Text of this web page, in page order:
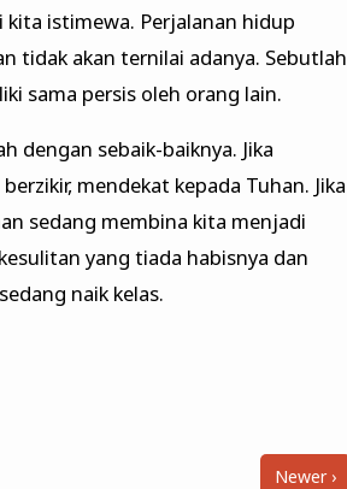
istimewa. Perjalanan hidup
tidak akan ternilai adanya. Sebutlah
sama persis oleh orang lain.
dengan sebaik-baiknya. Jika
mendekat kepada Tuhan. Jika
sedang membina kita menjadi
yang tiada habisnya dan
naik kelas.
Newer ›